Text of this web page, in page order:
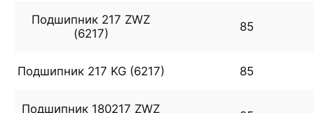
Подшипник 217 ZWZ
(6217)
85
Подшипник 217 KG (6217) 85
Подшипник 180217 ZWZ